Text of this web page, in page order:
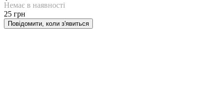
Немає в наявності
25 грн
Повідомити, коли з'явиться